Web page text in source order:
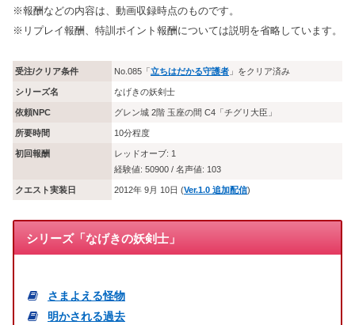
※報酬などの内容は、動画収録時点のものです。
※リプレイ報酬、特訓ポイント報酬については説明を省略しています。
受注/クリア条件 No.085「立ちはだかる守護者 」をクリア済み
シリーズ名 なげきの妖剣士
依頼NPC グレン城 2階 玉座の間 C4「チグリ大臣」
所要時間 10分程度
初回報酬
レッドオーブ: 1
経験値: 50900 / 名声値: 103
クエスト実装日 2012年 9月 10日 (Ver.1.0 追加配信)
シリーズ「なげきの妖剣士」
さまよえる怪物
明かされる過去